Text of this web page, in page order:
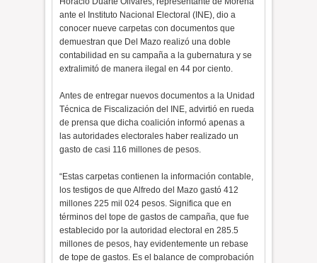
ante el Instituto Nacional Electoral (INE), dio a
conocer nueve carpetas con documentos que
demuestran que Del Mazo realizó una doble
contabilidad en su campaña a la gubernatura y se
extralimitó de manera ilegal en 44 por ciento.
Antes de entregar nuevos documentos a la Unidad
Técnica de Fiscalización del INE, advirtió en rueda
de prensa que dicha coalición informó apenas a
las autoridades electorales haber realizado un
gasto de casi 116 millones de pesos.
“Estas carpetas contienen la información contable,
los testigos de que Alfredo del Mazo gastó 412
millones 225 mil 024 pesos. Significa que en
términos del tope de gastos de campaña, que fue
establecido por la autoridad electoral en 285.5
millones de pesos, hay evidentemente un rebase
de tope de gastos. Es el balance de comprobación